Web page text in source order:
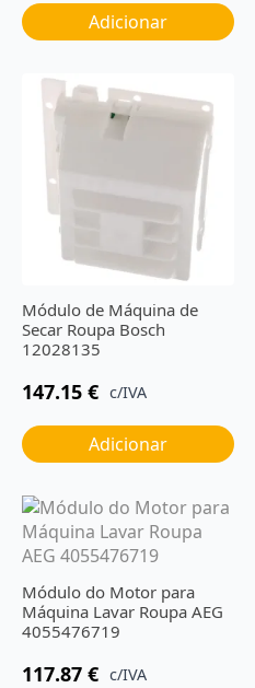
Adicionar
Módulo de Máquina de
Secar Roupa Bosch
12028135
147.15 € c/IVA
Adicionar
Módulo do Motor para
Máquina Lavar Roupa AEG
4055476719
117.87 € c/IVA